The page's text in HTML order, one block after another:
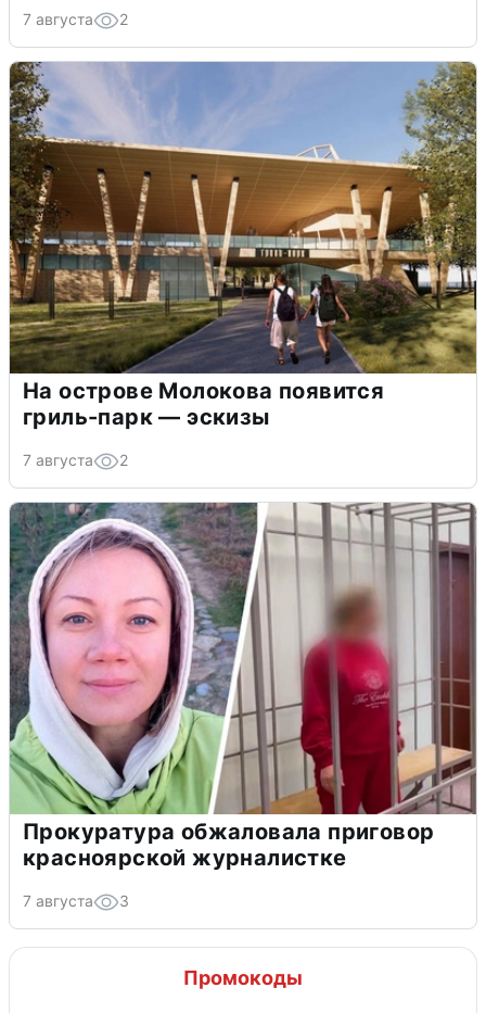
7 августа 2
На острове Молокова появится
гриль-парк — эскизы
7 августа 2
Прокуратура обжаловала приговор
красноярской журналистке
7 августа 3
Промокоды